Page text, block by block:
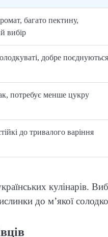
багато пектину,
вибір
добре поєднуються
потребує менше цукру
до тривалого варіння
кулінарів.
до м’якої